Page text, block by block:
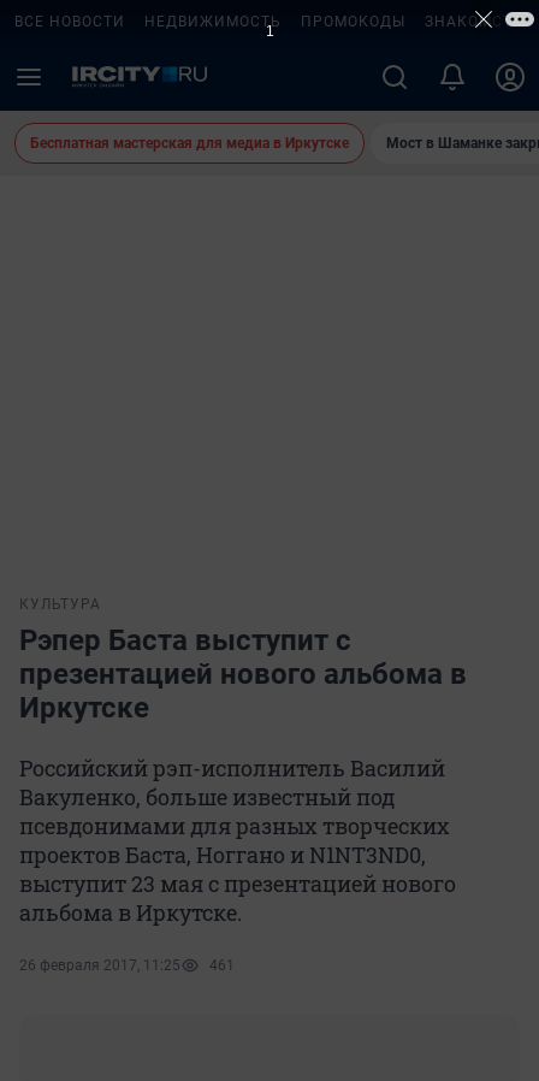
ВСЕ НОВОСТИ НЕДВИЖИМОСТЬ ПРОМОКОДЫ ЗНАКОМСТВА
Бесплатная мастерская для медиа в Иркутске Мост в Шаманке
КУЛЬТУРА
Рэпер Баста выступит с
презентацией нового альбома в
Иркутске
Российский рэп-исполнитель Василий
Вакуленко, больше известный под
псевдонимами для разных творческих
проектов Баста, Ноггано и N1NT3ND0,
выступит 23 мая с презентацией нового
альбома в Иркутске.
26 февраля 2017, 11:25 461